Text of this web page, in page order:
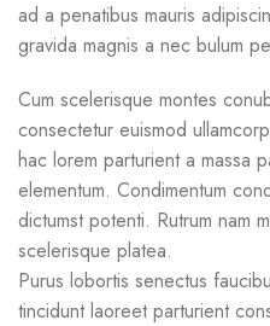
ad a penatibus mauris
gravida magnis a nec bulum
Cum scelerisque montes
consectetur euismod
hac lorem parturient a massa
elementum. Condimentum
dictumst potenti. Rutrum nam
scelerisque platea.
Purus lobortis senectus
tincidunt laoreet parturient